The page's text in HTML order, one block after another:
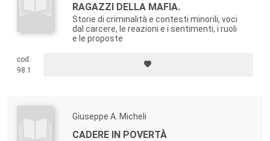
RAGAZZI DELLA MAFIA.
Storie di criminalità e contesti minorili, voci
dal carcere, le reazioni e i sentimenti, i ruoli
e le proposte
cod.
98.1
Giuseppe A. Micheli
CADERE IN POVERTÀ